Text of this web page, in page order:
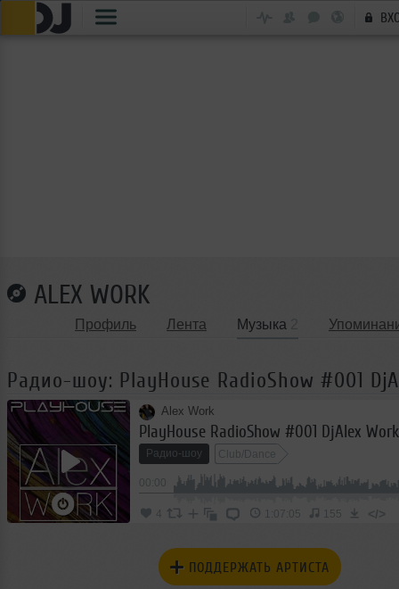
ALEX WORK
Профиль Лента Музыка
Радио-шоу: PlayHouse RadioShow #001
Alex Work
PlayHouse RadioShow #001 DjAlex Work
Радио-шоу Club/Dance
1:07:05 155 </>
ПОДДЕРЖАТЬ АРТИСТА